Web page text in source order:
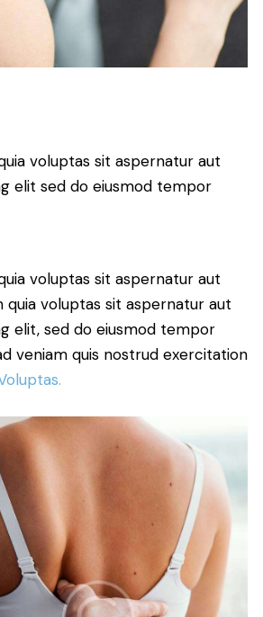
voluptas sit aspernatur aut
elit sed do eiusmod tempor
voluptas sit aspernatur aut
voluptas sit aspernatur aut
elit, sed do eiusmod tempor
veniam quis nostrud exercitation